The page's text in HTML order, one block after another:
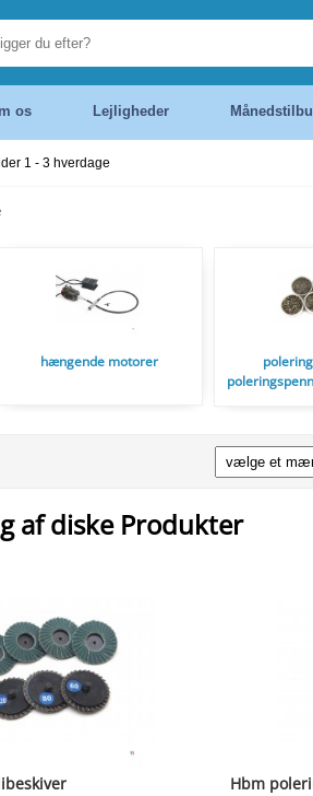
os Lejligheder
1 - 3 hverdage
hængende motorer
af diske Produkter
Hbm